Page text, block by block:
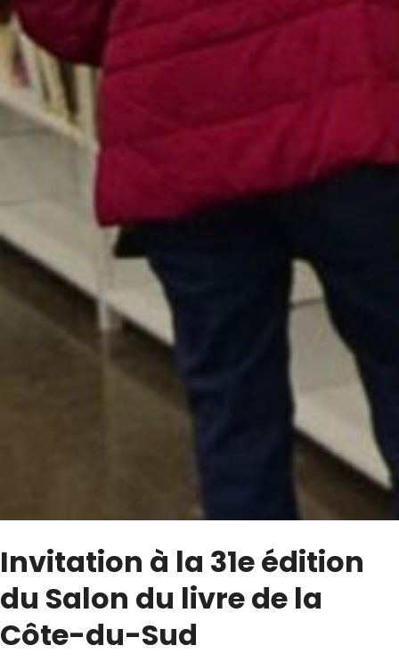
Invitation à la 31e édition
du Salon du livre de la
Côte-du-Sud